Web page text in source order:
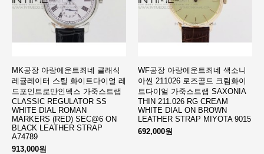
MK공장 아랑에운트죄네 클래식
레귤레이터 스틸 화이트다이얼 레
드포인트로만인덱스 가죽스트랩
CLASSIC REGULATOR SS
WHITE DIAL ROMAN
MARKERS (RED) SEC@6 ON
BLACK LEATHER STRAP
A74789
913,000원
WF공장 아랑에운트죄네 색소니
아씬 211026 로즈골드 크림화이
트다이얼 가죽스트랩 SAXONIA
THIN 211.026 RG CREAM
WHITE DIAL ON BROWN
LEATHER STRAP MIYOTA 9015
692,000원